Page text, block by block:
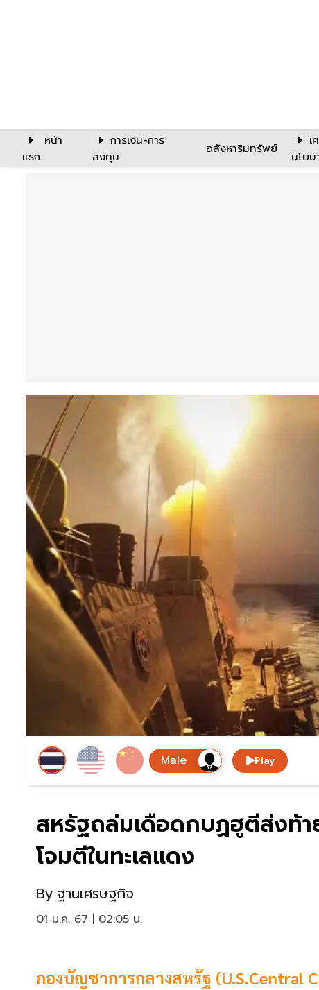
หน้า
แรก
การเงิน-การ
ลงทุน
อสังหาริมทรัพย์
เ
นโยบ
Play
สหรัฐถล่มเดือดกบฏฮูตีส่งท้
โจมตีในทะเลแดง
By ฐานเศรษฐกิจ
01 ม.ค. 67 | 02:05 น.
กองบัญชาการกลางสหรัฐ (U.S.Central